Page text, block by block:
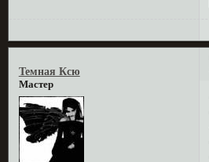
Темная Ксю
Мастер